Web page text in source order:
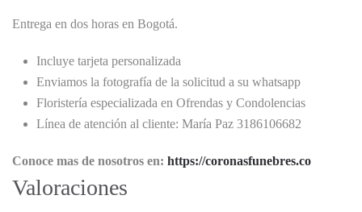
Entrega en dos horas en Bogotá.
Incluye tarjeta personalizada
Enviamos la fotografía de la solicitud a su whatsapp
Floristería especializada en Ofrendas y Condolencias
Línea de atención al cliente: María Paz 3186106682
Conoce mas de nosotros en: https://coronasfunebres.co
Valoraciones